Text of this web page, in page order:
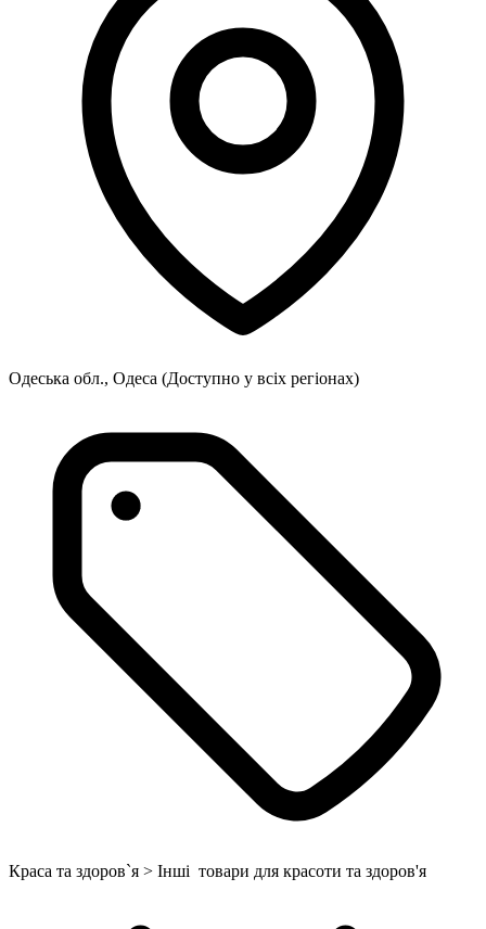
Одеська обл., Одеса (Доступно у всіх регіонах)
Краса та здоров`я > Інші товари для красоти та здоров'я